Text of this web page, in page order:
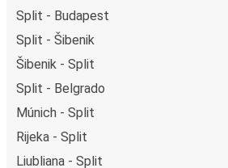
Split - Budapest
Split - Šibenik
Šibenik - Split
Split - Belgrado
Múnich - Split
Rijeka - Split
Liubliana - Split